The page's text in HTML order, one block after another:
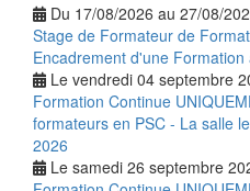
Du 17/08/2026 au 27/08/
Stage de Formateur de
Encadrement d'une Formation
Le vendredi 04 septembre
Formation Continue
formateurs en PSC - La salle
2026
Le samedi 26 septembre